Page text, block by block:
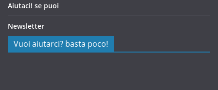
Aiutaci! se puoi
Newsletter
Vuoi aiutarci? basta poco!